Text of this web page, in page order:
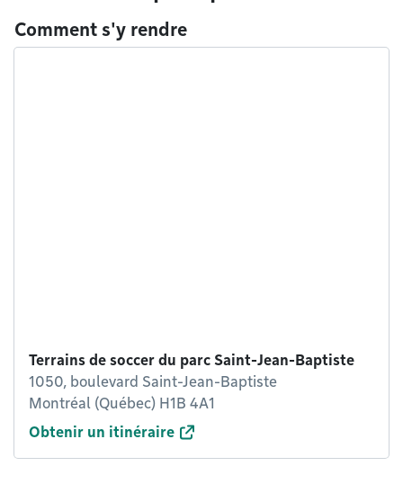
Comment s'y rendre
Terrains de soccer du parc Saint-Jean-Baptiste
1050, boulevard Saint-Jean-Baptiste
Montréal (Québec) H1B 4A1
Obtenir un itinéraire